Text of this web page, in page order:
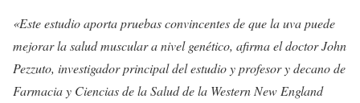
«Este estudio aporta pruebas convincentes de que la uva puede
mejorar la salud muscular a nivel genético, afirma el doctor John
Pezzuto, investigador principal del estudio y profesor y decano de
Farmacia y Ciencias de la Salud de la Western New England